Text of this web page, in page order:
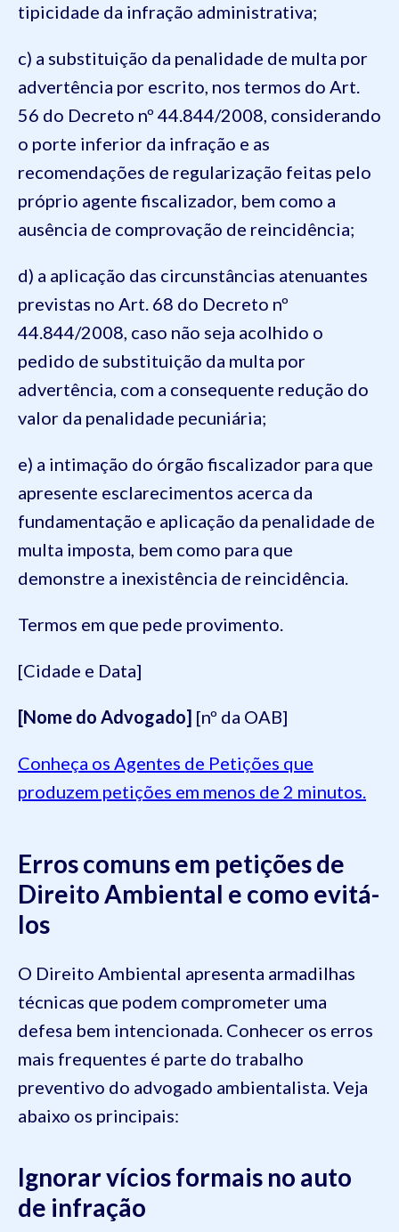
tipicidade da infração administrativa;
c) a substituição da penalidade de multa por
advertência por escrito, nos termos do Art.
56 do Decreto nº 44.844/2008, considerando
o porte inferior da infração e as
recomendações de regularização feitas pelo
próprio agente fiscalizador, bem como a
ausência de comprovação de reincidência;
d) a aplicação das circunstâncias atenuantes
previstas no Art. 68 do Decreto nº
44.844/2008, caso não seja acolhido o
pedido de substituição da multa por
advertência, com a consequente redução do
valor da penalidade pecuniária;
e) a intimação do órgão fiscalizador para que
apresente esclarecimentos acerca da
fundamentação e aplicação da penalidade de
multa imposta, bem como para que
demonstre a inexistência de reincidência.
Termos em que pede provimento.
[Cidade e Data]
[Nome do Advogado] [nº da OAB]
Conheça os Agentes de Petições que
produzem petições em menos de 2 minutos.
Erros comuns em petições de
Direito Ambiental e como evitá-
los
O Direito Ambiental apresenta armadilhas
técnicas que podem comprometer uma
defesa bem intencionada. Conhecer os erros
mais frequentes é parte do trabalho
preventivo do advogado ambientalista. Veja
abaixo os principais:
Ignorar vícios formais no auto
de infração